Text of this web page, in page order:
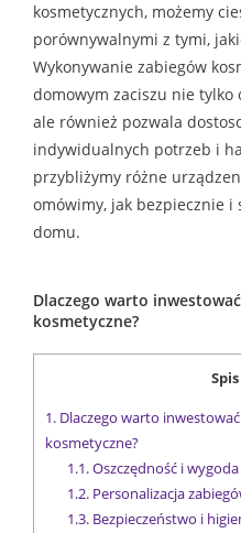
kosmetycznych, możemy
porównywalnymi z tymi,
Wykonywanie zabiegów
domowym zaciszu nie tylko
ale również pozwala
indywidualnych potrzeb i
przybliżymy różne
omówimy, jak bezpiecznie i
domu.
Dlaczego warto
kosmetyczne?
1. Dlaczego warto
kosmetyczne?
1.1.Oszczędność i wygoda
1.2.Personalizacja
1.3.Bezpieczeństwo i